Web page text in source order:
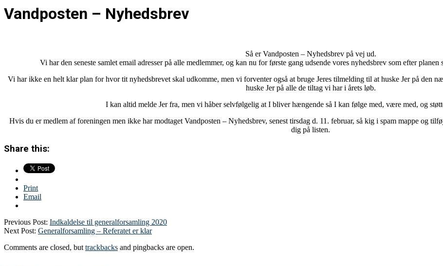
Vandposten – Nyhedsbrev
Så er Vandposten – Nyhedsbrev på vej ud.
Vi har den seneste samlet email adresser på alle medlemmer, og kan nu for første gang udsende vores nyhedsbrev som efter
Vi har ikke en helt klar plan for hvor tit nyhedsbrevet skal udkomme, men vi forventer også at bruge Jeres tilmelding til at huske Jer på den
huske Jer på alle de tiltag vi har i årets løb.
I kan altid melde Jer fra, men vi håber selvfølgelig at I bliver hængende så I kan følge med, være med, og
Hvis du er medlem af foreningen men ikke har modtaget Vandposten – Nyhedsbrev, senest tirsdag d. 11. februar, så kig i spam mappe og
dig på listen.
Share this:
Print
Email
Previous Post: Indkaldelse til generalforsamling 2020
Next Post: Generalforsamling – Referatet er klar
Comments are closed, but trackbacks and pingbacks are open.